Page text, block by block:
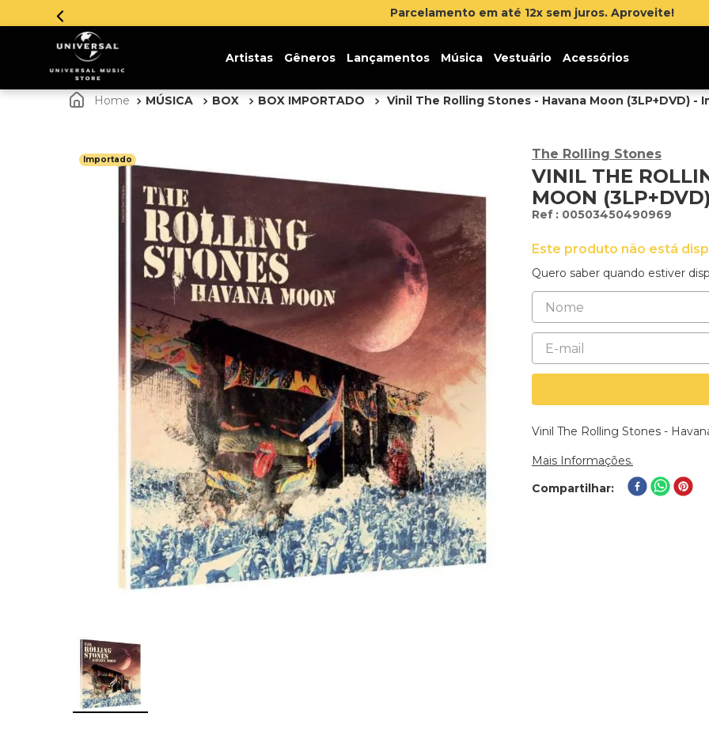
Inscreva-se na newsletter e
Artistas Gêneros Lançamentos Música Vestuário Acessórios
MÚSICA BOX BOX IMPORTADO Vinil The Rolling Stones - Havana Moon (3LP+DVD) -
Importado The Rolling Stones
VINIL THE
MOON
: 00503450490969
Este produto não está
Quero saber quando estiver
Vinil The Rolling Stones -
Mais Informações.
Compartilhar